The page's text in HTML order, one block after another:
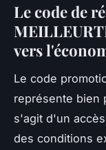
Le code de
vers
Le code
représente bien
s'agit d'un
des conditions